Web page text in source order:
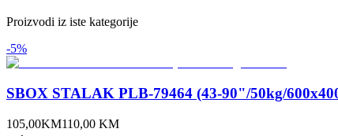
Proizvodi iz iste kategorije
-5%
SBOX STALAK PLB-79464 (43-90"/50kg/
105,00KM110,00 KM